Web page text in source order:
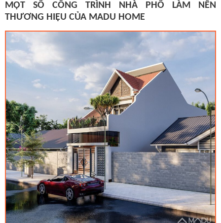
MỘT SỐ CÔNG TRÌNH NHÀ PHỐ LÀM NÊN
THƯƠNG HIỆU CỦA MADU HOME